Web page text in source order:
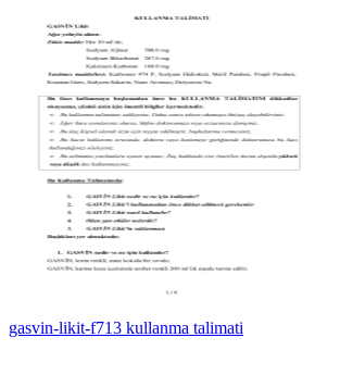
gasvin-likit-f713 kullanma talimati